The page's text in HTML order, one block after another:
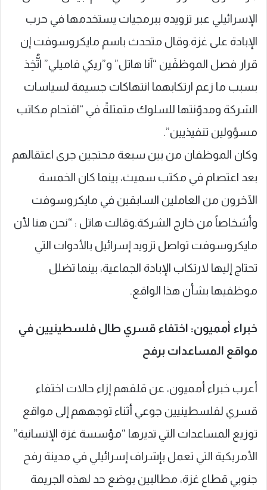
الإسرائيلي عبر تزويده ببرمجيات يستخدمها في حرب
الإبادة على غزة.وقال متحدث باسم مايكروسوفت إن
قرار فصل الموظفَين “آنا هاتل” و”ريكي فاميلي” اتُّخِذ
بسبب ما زعم ارتكابهما انتهاكات جسيمة لسياسات
الشركة ومدوّنتها للسلوك متمثلةً في “اقتحام مكاتب
مسؤولين تنفيذيين”.
وكان الموظفان من بين سبعة محتجين جرى اعتقالهم
بعد اعتصام في مكتب سميث، بينما كان الخمسة
الآخرون من العاملين السابقين في مايكروسوفت
وأشخاصاً من خارج الشركة.وقالت هاتل : “نحن هنا لأن
مايكروسوفت تواصل تزويد إسرائيل بالأدوات التي
تحتاج إليها لارتكاب الإبادة الجماعية، بينما تضلل
موظفيها بشأن هذا الواقع.
خبراء أمميون: اختفاء قسري طال فلسطينيين في
مواقع المساعدات برفح
أعرب خبراء أمميون، عن قلقهم إزاء حالات اختفاء
قسري لفلسطينيين جوعي أثناء توجههم إلى مواقع
توزيع المساعدات التي تديرها “مؤسسة غزة الإنسانية”
الأمريكية التي تعمل بإشراف إسرائيلي في مدينة رفح
جنوبي قطاع غزة، مطالبين بوضع حد لهذه الجريمة